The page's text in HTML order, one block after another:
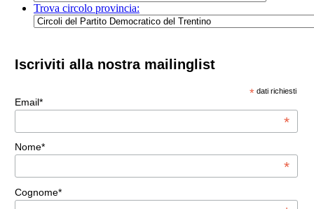
Trova circolo provincia:
Iscriviti alla nostra mailinglist
* dati richiesti
Email*
*
Nome*
*
Cognome*